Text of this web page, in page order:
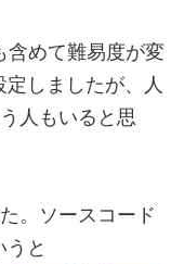
めて難易度が変
しましたが、人
人もいると思
。ソースコード
と